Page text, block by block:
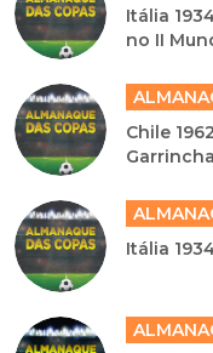
Itália
no II
Chile
Itália